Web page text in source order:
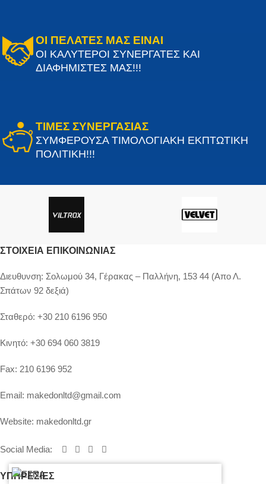
ΟΙ ΠΕΛΑΤΕΣ ΜΑΣ ΕΙΝΑΙ
ΟΙ ΚΑΛΥΤΕΡΟΙ ΣΥΝΕΡΓΑΤΕΣ ΚΑΙ
ΔΙΑΦΗΜΙΣΤΕΣ ΜΑΣ!!!
ΤΙΜΕΣ ΣΥΝΕΡΓΑΣΙΑΣ
ΣΥΜΦΕΡΟΥΣΑ ΤΙΜΟΛΟΓΙΑΚΗ ΕΚΠΤΩΤΙΚΗ
ΠΟΛΙΤΙΚΗ!!!
ΣΤΟΙΧΕΊΑ ΕΠΙΚΟΙΝΩΝΊΑΣ
Διευθυνση: Σολωμού 34, Γέρακας – Παλλήνη, 153 44 (Απο Λ.
Σπάτων 92 δεξιά)
Σταθερό: +30 210 6196 950
Κινητό: +30 694 060 3819
Fax: 210 6196 952
Email: makedonltd@gmail.com
Website: makedonltd.gr
Social Media:
ΥΠΗΡΕΣΙΕΣ